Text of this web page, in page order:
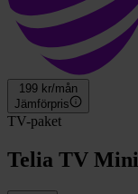
199 kr/mån
Jämförpris
TV-paket
Telia TV Mini